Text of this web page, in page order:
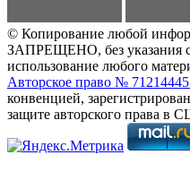
© Копирование любой
ЗАПРЕЩЕНО, без указания
использование любого
Авторское право №
конвенцией,
защите авторского права